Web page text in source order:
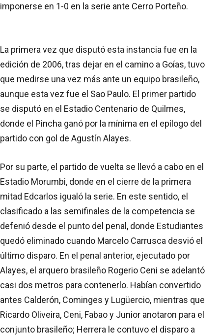
imponerse en 1-0 en la serie ante Cerro Porteño.
La primera vez que disputó esta instancia fue en la
edición de 2006, tras dejar en el camino a Goías, tuvo
que medirse una vez más ante un equipo brasileño,
aunque esta vez fue el Sao Paulo. El primer partido
se disputó en el Estadio Centenario de Quilmes,
donde el Pincha ganó por la mínima en el epílogo del
partido con gol de Agustín Alayes.
Por su parte, el partido de vuelta se llevó a cabo en el
Estadio Morumbi, donde en el cierre de la primera
mitad Edcarlos igualó la serie. En este sentido, el
clasificado a las semifinales de la competencia se
defenió desde el punto del penal, donde Estudiantes
quedó eliminado cuando Marcelo Carrusca desvió el
último disparo. En el penal anterior, ejecutado por
Alayes, el arquero brasileño Rogerio Ceni se adelantó
casi dos metros para contenerlo. Habían convertido
antes Calderón, Cominges y Lugüercio, mientras que
Ricardo Oliveira, Ceni, Fabao y Junior anotaron para el
conjunto brasileño; Herrera le contuvo el disparo a